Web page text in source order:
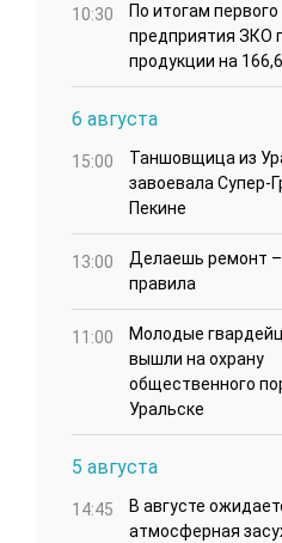
10:30
По итогам
предприятия ЗКО
продукции на
6 августа
15:00
Таншовщица из
завоевала Супер-
Пекине
13:00
Делаешь ремонт
правила
11:00
Молодые
вышли на охрану
общественного
Уральске
5 августа
14:45
В августе
атмосферная